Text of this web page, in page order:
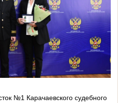
№1 Карачаевского судебного